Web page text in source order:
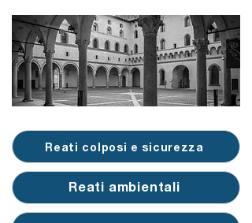
Reati colposi e sicurezza
Reati ambientali